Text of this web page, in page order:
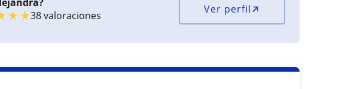
★★38 valoraciones Ver perfil